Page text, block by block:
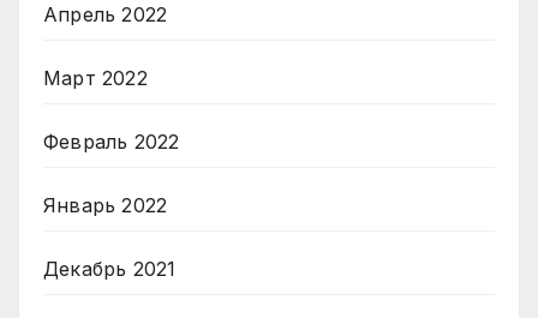
Апрель 2022
Март 2022
Февраль 2022
Январь 2022
Декабрь 2021